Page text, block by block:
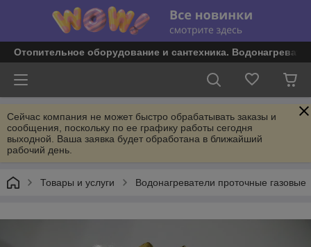
Отопительное оборудование и сантехника.
Сейчас компания не может быстро обрабатывать заказы и
сообщения, поскольку по ее графику работы сегодня
выходной. Ваша заявка будет обработана в ближайший
рабочий день.
Товары и услуги Водонагреватели проточные газовые